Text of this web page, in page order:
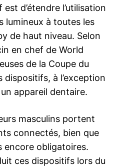
d’étendre l’utilisation
lumineux à toutes les
de haut niveau. Selon
en chef de World
de la Coupe du
à l’exception
appareil dentaire.
masculins portent
connectés, bien que
encore obligatoires.
ces dispositifs lors du